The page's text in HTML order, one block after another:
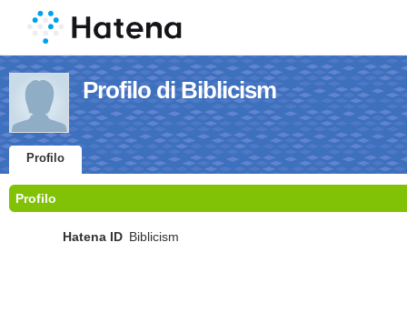
Profilo di Biblicism
Profilo
Profilo
Hatena ID Biblicism